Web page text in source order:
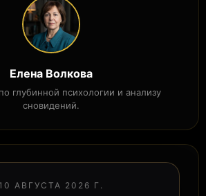
Елена Волкова
глубинной психологии и анализу
сновидений.
10 АВГУСТА 2026 Г.